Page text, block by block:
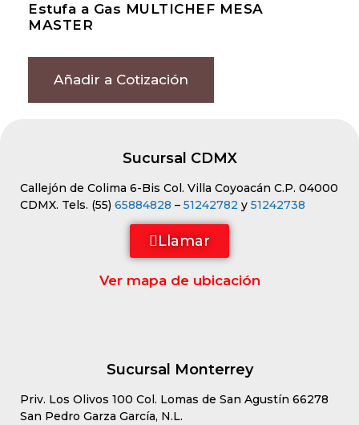
Estufa a Gas MULTICHEF MESA
MASTER
Añadir a Cotización
Sucursal CDMX
Callejón de Colima 6-Bis Col. Villa Coyoacán C.P. 04000
CDMX. Tels. (55) 65884828 – 51242782 y 51242738
Llamar
Ver mapa de ubicación
Sucursal Monterrey
Priv. Los Olivos 100 Col. Lomas de San Agustín 66278
San Pedro Garza García, N.L.